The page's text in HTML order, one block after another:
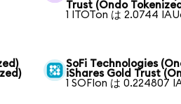
Trust (Ondo
1 ITOTon は 2.0744
SoFi Technologies
iShares Gold Trust
1 SOFIon は 0.224807